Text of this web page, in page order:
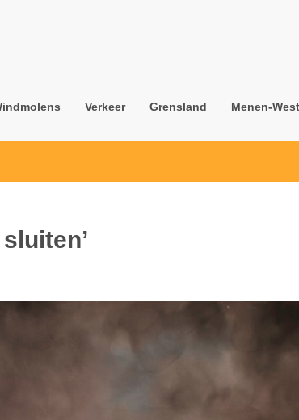
Verkeer Grensland Menen-West